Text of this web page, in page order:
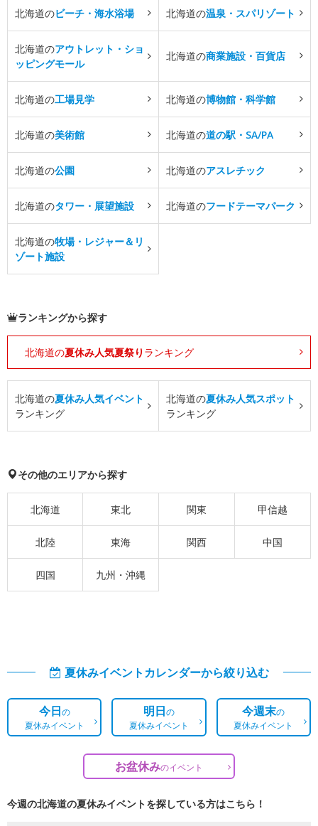
北海道のビーチ・海水浴場 北海道の温泉・スパリゾート
北海道のアウトレット・ショ
ッピングモール
北海道の商業施設・百貨店
北海道の工場見学 北海道の博物館・科学館
北海道の美術館 北海道の道の駅・SA/PA
北海道の公園 北海道のアスレチック
北海道のタワー・展望施設 北海道のフードテーマパーク
北海道の牧場・レジャー＆リ
ゾート施設
ランキングから探す
北海道の夏休み人気夏祭り ランキング
北海道の夏休み人気イベント
ランキング
北海道の夏休み人気スポット
ランキング
その他のエリアから探す
北海道 東北 関東 甲信越
北陸 東海 関西 中国
四国 九州・沖縄
夏休みイベントカレンダーから絞り込む
今日の
夏休みイベント
明日の
夏休みイベント
今週末の
夏休みイベント
お盆休みのイベント
今週の北海道の夏休みイベントを探している方はこちら！